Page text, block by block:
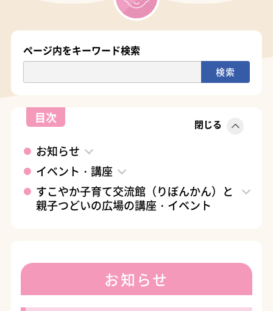
ページ内をキーワード検索
目次 閉じる
お知らせ
イベント・講座
すこやか子育て交流館（りぼんかん）と
親子つどいの広場の講座・イベント
お知らせ